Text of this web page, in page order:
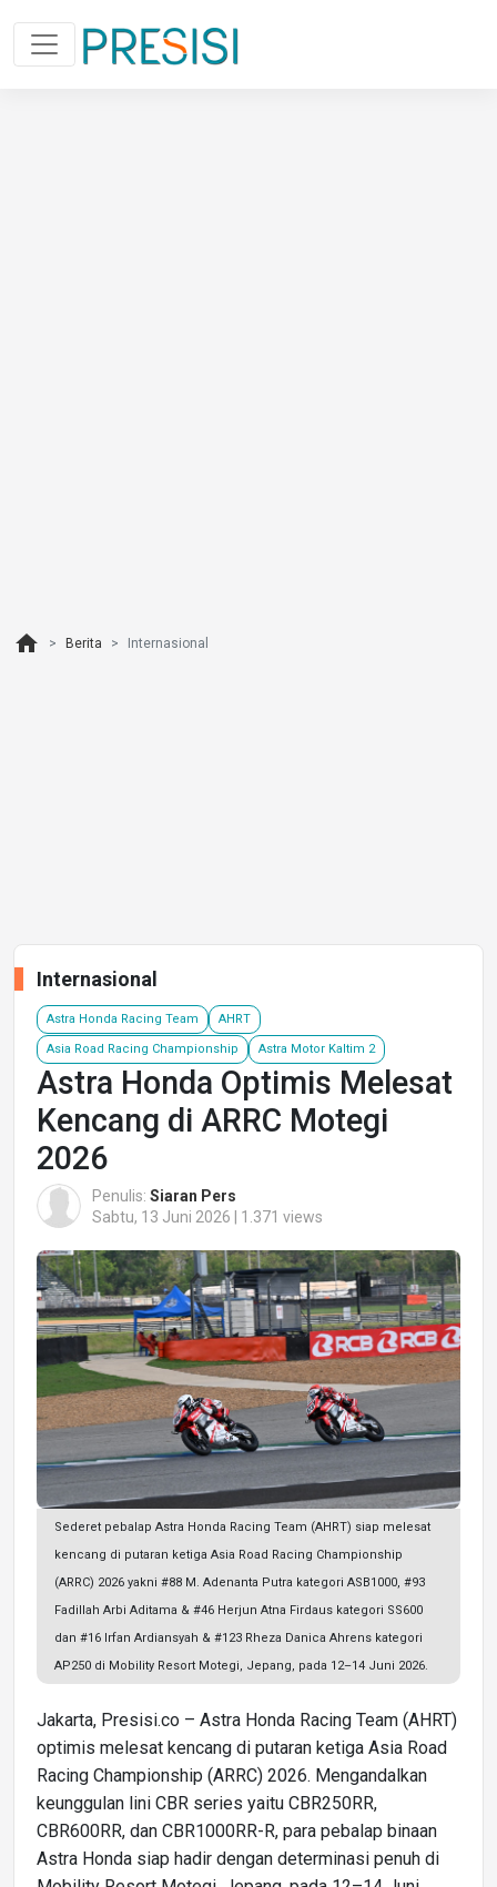
home Berita Internasional
Internasional
Astra Honda Racing Team AHRT
Asia Road Racing Championship Astra Motor Kaltim 2
Astra Honda Optimis Melesat
Kencang di ARRC Motegi
2026
Penulis: Siaran Pers
Sabtu, 13 Juni 2026 | 1.371 views
Sederet pebalap Astra Honda Racing Team (AHRT) siap melesat
kencang di putaran ketiga Asia Road Racing Championship
(ARRC) 2026 yakni #88 M. Adenanta Putra kategori ASB1000, #93
Fadillah Arbi Aditama & #46 Herjun Atna Firdaus kategori SS600
dan #16 Irfan Ardiansyah & #123 Rheza Danica Ahrens kategori
AP250 di Mobility Resort Motegi, Jepang, pada 12–14 Juni 2026.
Jakarta, Presisi.co – Astra Honda Racing Team (AHRT)
optimis melesat kencang di putaran ketiga Asia Road
Racing Championship (ARRC) 2026. Mengandalkan
keunggulan lini CBR series yaitu CBR250RR,
CBR600RR, dan CBR1000RR-R, para pebalap binaan
Astra Honda siap hadir dengan determinasi penuh di